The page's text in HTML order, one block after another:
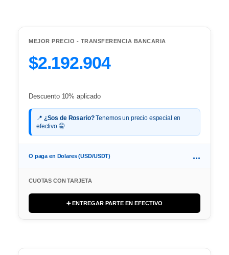
MEJOR PRECIO - TRANSFERENCIA BANCARIA
$2.192.904
Descuento 10% aplicado
📍 ¿Sos de Rosario?Tenemos un precio especial en
efectivo 🤫
O paga en Dolares (USD/USDT) ...
CUOTAS CON TARJETA
➕ ENTREGAR PARTE EN EFECTIVO